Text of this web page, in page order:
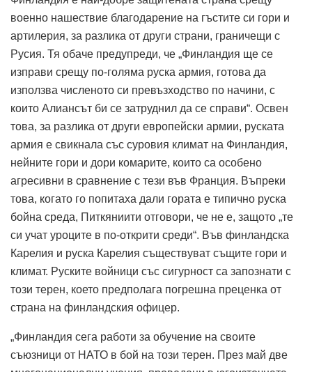
военно нашествие благодарение на гъстите си гори и
артилерия, за разлика от други страни, граничещи с
Русия. Тя обаче предупреди, че „Финландия ще се
изправи срещу по-голяма руска армия, готова да
използва численото си превъзходство по начини, с
които Алиансът би се затруднил да се справи“. Освен
това, за разлика от други европейски армии, руската
армия е свикнала със суровия климат на Финландия,
нейните гори и дори комарите, които са особено
агресивни в сравнение с тези във Франция. Въпреки
това, когато го попитаха дали гората е типично руска
бойна среда, Питкяниити отговори, че не е, защото „те
си учат уроците в по-открити среди“. Във финландска
Карелия и руска Карелия съществуват същите гори и
климат. Руските войници със сигурност са запознати с
този терен, което предполага погрешна преценка от
страна на финландския офицер.
„Финландия сега работи за обучение на своите
съюзници от НАТО в бой на този терен. През май две